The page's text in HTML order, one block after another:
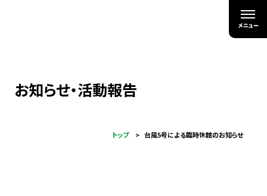
お知らせ・活動報告
トップ 台風5号による臨時休館のお知らせ